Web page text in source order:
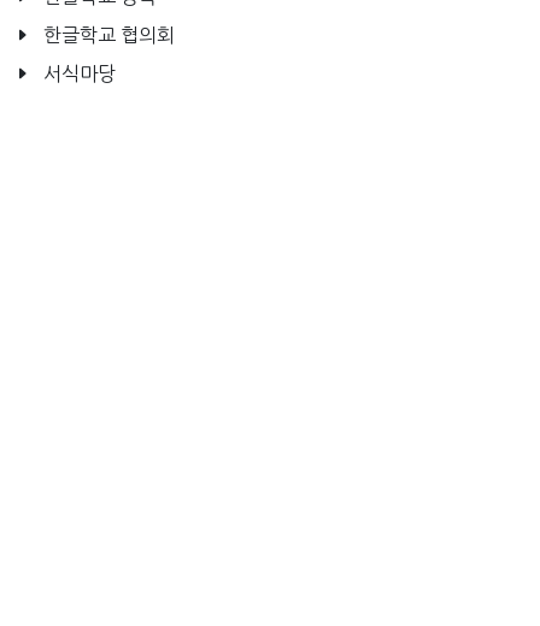
한글학교 협의회
서식마당